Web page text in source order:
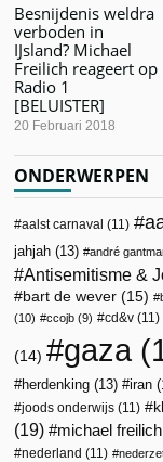
Besnijdenis weldra
verboden in
IJsland? Michael
Freilich reageert op
Radio 1
[BELUISTER]
20 Februari 2018
ONDERWERPEN
aalst carnaval (11)
jahjah (13) andré
Antisemitisme &
bart de wever (15)
(10)
ccojb (9) cd&v (11)
(14) gaza
herdenking (13) iran
joods onderwijs (11)
(19)
michael freilich
nederland (11)